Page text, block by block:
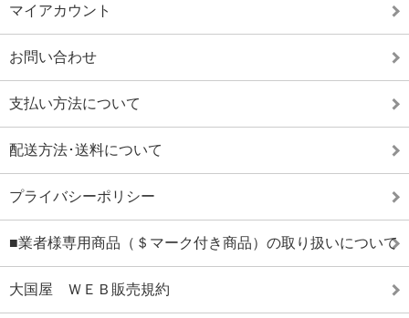
マイアカウント
お問い合わせ
支払い方法について
配送方法･送料について
プライバシーポリシー
■業者様専用商品（＄マーク付き商品）の取り扱いについて
大国屋 ＷＥＢ販売規約